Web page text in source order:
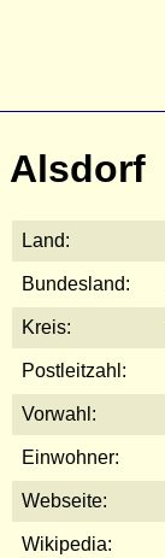
Alsdorf
Land:
Bundesland:
Kreis:
Postleitzahl:
Vorwahl:
Einwohner:
Webseite:
Wikipedia: